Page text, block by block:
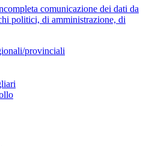
comunicazione dei dati da
politici, di amministrazione, di
provinciali